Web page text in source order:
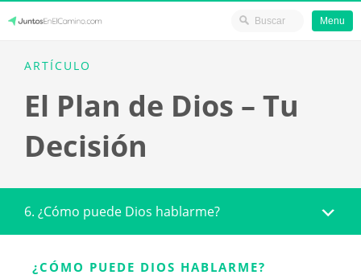
content
JuntosEnElCamino.com
Menu
ARTÍCULO
El Plan de Dios – Tu
Decisión
6. ¿Cómo puede Dios hablarme?
¿CÓMO PUEDE DIOS HABLARME?